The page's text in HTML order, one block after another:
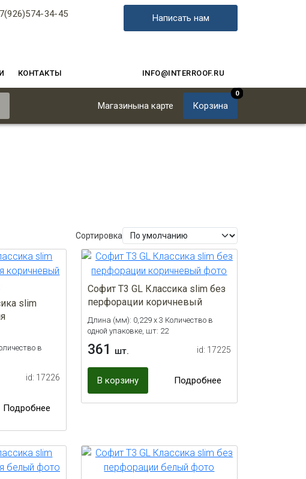
34-45 Написать нам
КОНТАКТЫ INFO@INTERROOF.RU
Магазинына карте Корзина
0
Сортировка
slim
в
id: 17226
Подробнее
Софит Т3 GL Классика slim без
перфорации коричневый
Длина (мм): 0,229 х 3 Количество в
одной упаковке, шт: 22
361 шт. id: 17225
В корзину Подробнее